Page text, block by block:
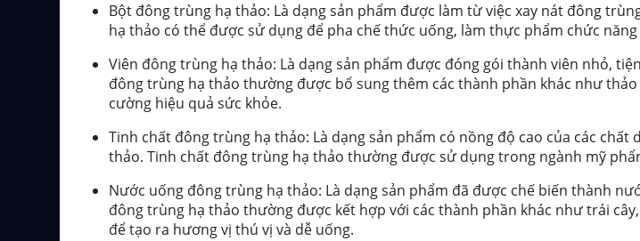
Bột đông trùng hạ thảo: Là dạng sản phẩm được làm từ việc xay nát đông
hạ thảo có thể được sử dụng để pha chế thức uống, làm thực phẩm chức năng
Viên đông trùng hạ thảo: Là dạng sản phẩm được đóng gói thành viên nhỏ,
đông trùng hạ thảo thường được bổ sung thêm các thành phần khác như
cường hiệu quả sức khỏe.
Tinh chất đông trùng hạ thảo: Là dạng sản phẩm có nồng độ cao của các
thảo. Tinh chất đông trùng hạ thảo thường được sử dụng trong ngành mỹ
Nước uống đông trùng hạ thảo: Là dạng sản phẩm đã được chế biến thành
đông trùng hạ thảo thường được kết hợp với các thành phần khác như trái
để tạo ra hương vị thú vị và dễ uống.